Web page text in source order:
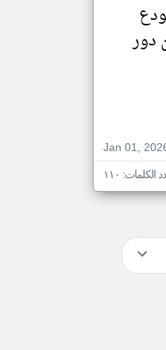
2025 من دور
Jan 01,
الكلمات: ١١٠